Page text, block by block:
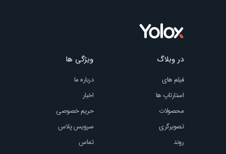
در وبلاگ
فیلم های
استارتاپ ها
محصولات
تصویرگری
روند
ویژگی ها
درباره ما
اخبار
حریم خصوصی
سرویس پلاس
تماس